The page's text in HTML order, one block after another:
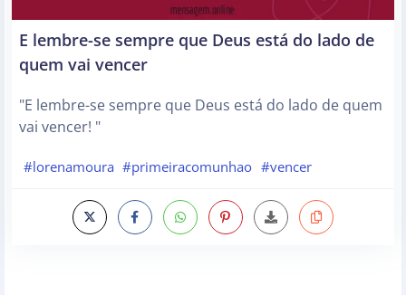
E lembre-se sempre que Deus está do lado de
quem vai vencer
"E lembre-se sempre que Deus está do lado de quem
vai vencer! "
#lorenamoura #primeiracomunhao #vencer